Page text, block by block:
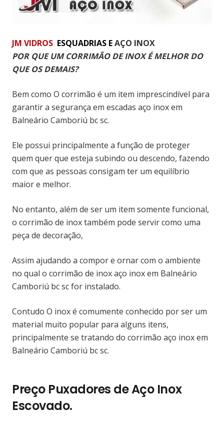
JM VIDROS ESQUADRIAS EAÇO INOX
POR QUE UM CORRIMÃO DE INOX É MELHOR DO
QUE OS DEMAIS?
Bem como O corrimão é um item imprescindível para
garantir a segurança em escadas aço inox em
Balneário Camboriú bc sc.
Ele possui principalmente a função de proteger
quem quer que esteja subindo ou descendo, fazendo
com que as pessoas consigam ter um equilíbrio
maior e melhor.
No entanto, além de ser um item somente funcional,
o corrimão de inox também pode servir como uma
peça de decoração,
Assim ajudando a compor e ornar com o ambiente
no qual o corrimão de inox aço inox em Balneário
Camboriú bc sc for instalado.
Contudo O inox é comumente conhecido por ser um
material muito popular para alguns itens,
principalmente se tratando do corrimão aço inox em
Balneário Camboriú bc sc.
Preço Puxadores de Aço Inox
Escovado.